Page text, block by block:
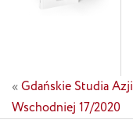
«Gdańskie Studia Azji
Wschodniej 17/2020